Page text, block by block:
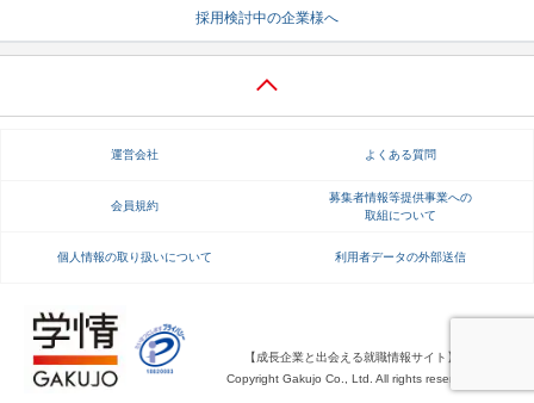
採用検討中の企業様へ
運営会社 よくある質問
会員規約
募集者情報等提供事業への
取組について
個人情報の取り扱いについて 利用者データの外部送信
【成長企業と出会える就職情報サイト】
Copyright Gakujo Co., Ltd. All rights reserved.